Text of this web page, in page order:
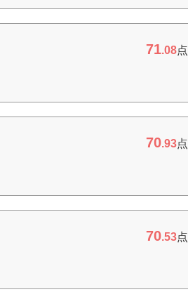
71.08点
70.93点
70.53点